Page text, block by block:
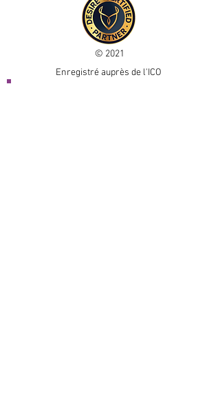
© 2021
Enregistré auprès de l'ICO